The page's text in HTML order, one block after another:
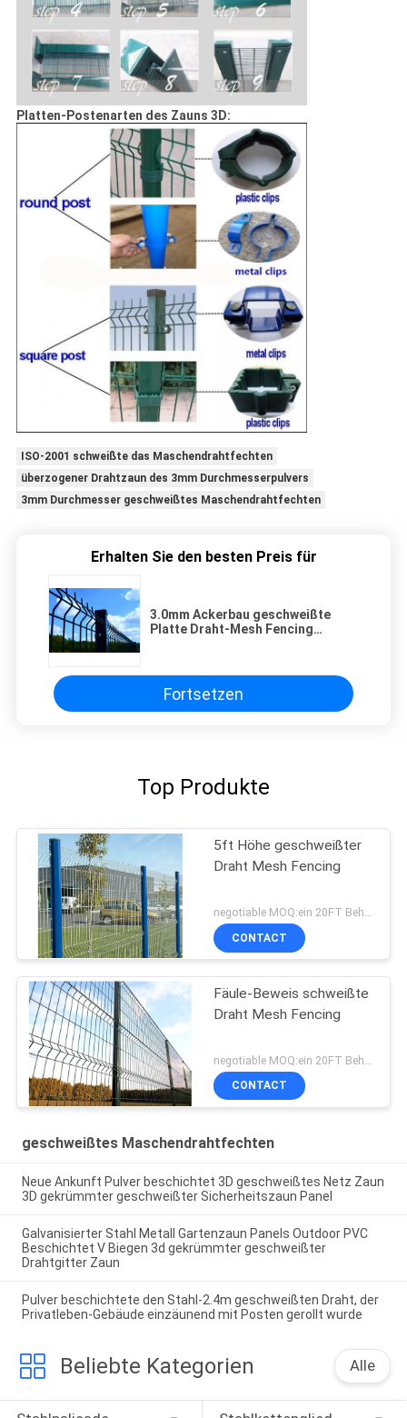
Platten-Postenarten des Zauns 3D:
ISO-2001 schweißte das Maschendrahtfechten
überzogener Drahtzaun des 3mm Durchmesserpulvers
3mm Durchmesser geschweißtes Maschendrahtfechten
Erhalten Sie den besten Preis für
3.0mm Ackerbau geschweißte
Platte Draht-Mesh Fencing
Fortsetzen
Top Produkte
5ft Höhe geschweißter
Draht Mesh Fencing
CONTACT
Fäule-Beweis schweißte
Draht Mesh Fencing
CONTACT
geschweißtes Maschendrahtfechten
Neue Ankunft Pulver beschichtet 3D geschweißtes Netz Zaun
3D gekrümmter geschweißter Sicherheitszaun Panel
Galvanisierter Stahl Metall Gartenzaun Panels Outdoor PVC
Beschichtet V Biegen 3d gekrümmter geschweißter
Drahtgitter Zaun
Pulver beschichtete den Stahl-2.4m geschweißten Draht, der
Privatleben-Gebäude einzäunend mit Posten gerollt wurde
Beliebte Kategorien Alle